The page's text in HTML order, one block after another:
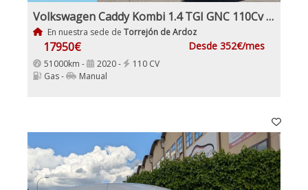
Volkswagen Caddy Kombi 1.4 TGI GNC 110Cv Etiqueta ECO IVA y garantía Inc Nacional Pocos km
En nuestra sede de Torrejón de Ardoz
17950€ Desde 352€/mes
51000km - 2020 -
110 CV
Gas -
Manual